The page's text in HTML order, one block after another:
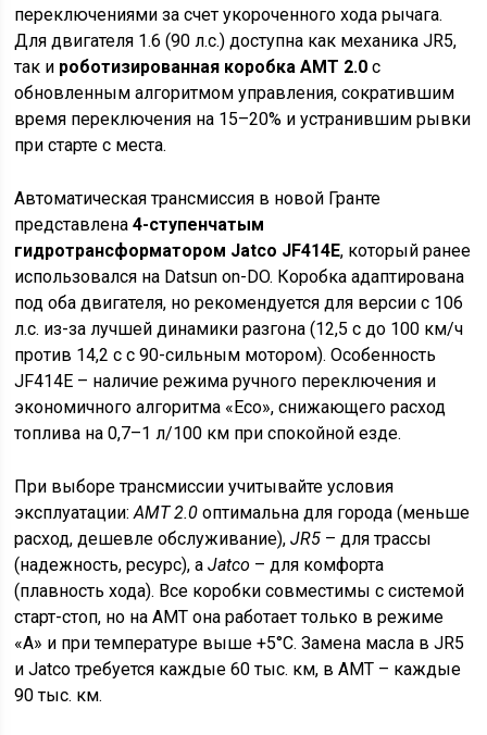
переключениями за счет укороченного хода рычага.
Для двигателя 1.6 (90 л.с.) доступна как механика JR5,
так и роботизированная коробка АМТ 2.0 с
обновленным алгоритмом управления, сократившим
время переключения на 15–20% и устранившим рывки
при старте с места.
Автоматическая трансмиссия в новой Гранте
представлена4-ступенчатым
гидротрансформатором Jatco JF414E, который ранее
использовался на Datsun on-DO. Коробка адаптирована
под оба двигателя, но рекомендуется для версии с 106
л.с. из-за лучшей динамики разгона (12,5 с до 100 км/ч
против 14,2 с с 90-сильным мотором). Особенность
JF414E – наличие режима ручного переключения и
экономичного алгоритма «Eco», снижающего расход
топлива на 0,7–1 л/100 км при спокойной езде.
При выборе трансмиссии учитывайте условия
эксплуатации:АМТ 2.0 оптимальна для города (меньше
расход, дешевле обслуживание),JR5 – для трассы
(надежность, ресурс), аJatco – для комфорта
(плавность хода). Все коробки совместимы с системой
старт-стоп, но на АМТ она работает только в режиме
«A» и при температуре выше +5°C. Замена масла в JR5
и Jatco требуется каждые 60 тыс. км, в АМТ – каждые
90 тыс. км.